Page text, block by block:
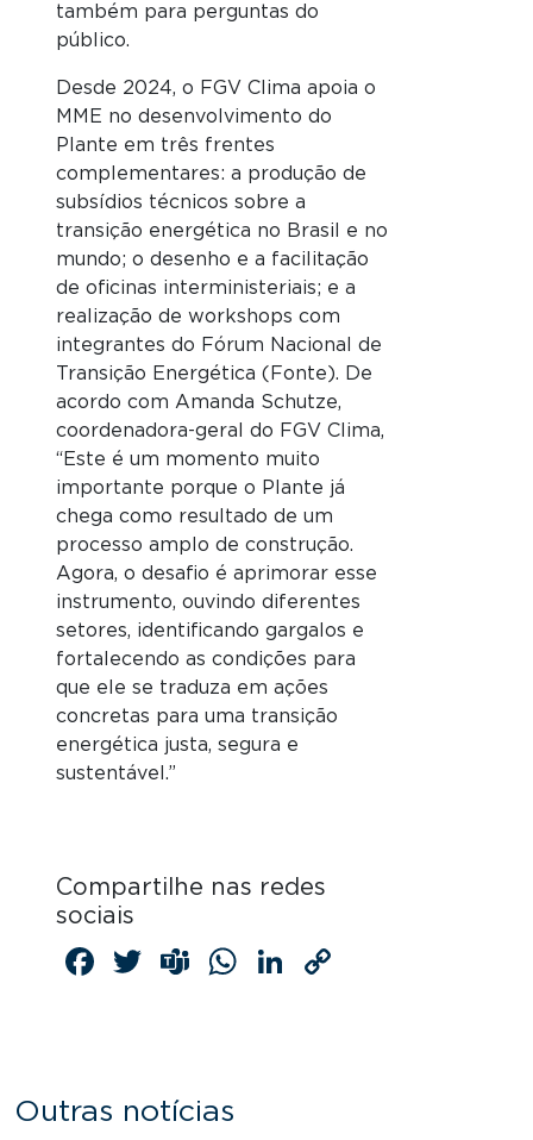
também para perguntas do
público.
Desde 2024, o FGV Clima apoia o
MME no desenvolvimento do
Plante em três frentes
complementares: a produção de
subsídios técnicos sobre a
transição energética no Brasil e no
mundo; o desenho e a facilitação
de oficinas interministeriais; e a
realização de workshops com
integrantes do Fórum Nacional de
Transição Energética (Fonte). De
acordo com Amanda Schutze,
coordenadora-geral do FGV Clima,
“Este é um momento muito
importante porque o Plante já
chega como resultado de um
processo amplo de construção.
Agora, o desafio é aprimorar esse
instrumento, ouvindo diferentes
setores, identificando gargalos e
fortalecendo as condições para
que ele se traduza em ações
concretas para uma transição
energética justa, segura e
sustentável.”
Compartilhe nas redes
sociais
Facebook
Twitter
Teams
WhatsApp
LinkedIn
Outras notícias